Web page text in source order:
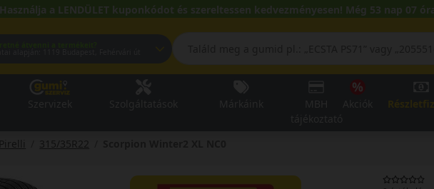
Használja a LENDÜLET kuponkódot és szereltessen kedvezményesen! Még 53 nap 07
Pirelli 315/35R22